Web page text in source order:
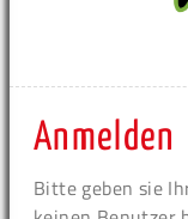
Anmelden
Bitte geben sie